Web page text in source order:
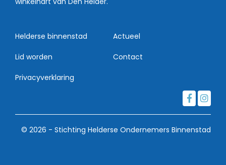
Helderse binnenstad Actueel
Lid worden Contact
Privacyverklaring
© 2026 - Stichting Helderse Ondernemers Binnenstad